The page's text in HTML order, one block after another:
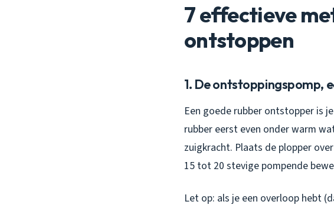
7 effectieve
ontstoppen
1. De ontstoppingspomp,
Een goede rubber ontstopper is
rubber eerst even onder warm
zuigkracht. Plaats de plopper
15 tot 20 stevige pompende
Let op: als je een overloop hebt